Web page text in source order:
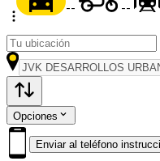
-- --
Opciones
Enviar al teléfono